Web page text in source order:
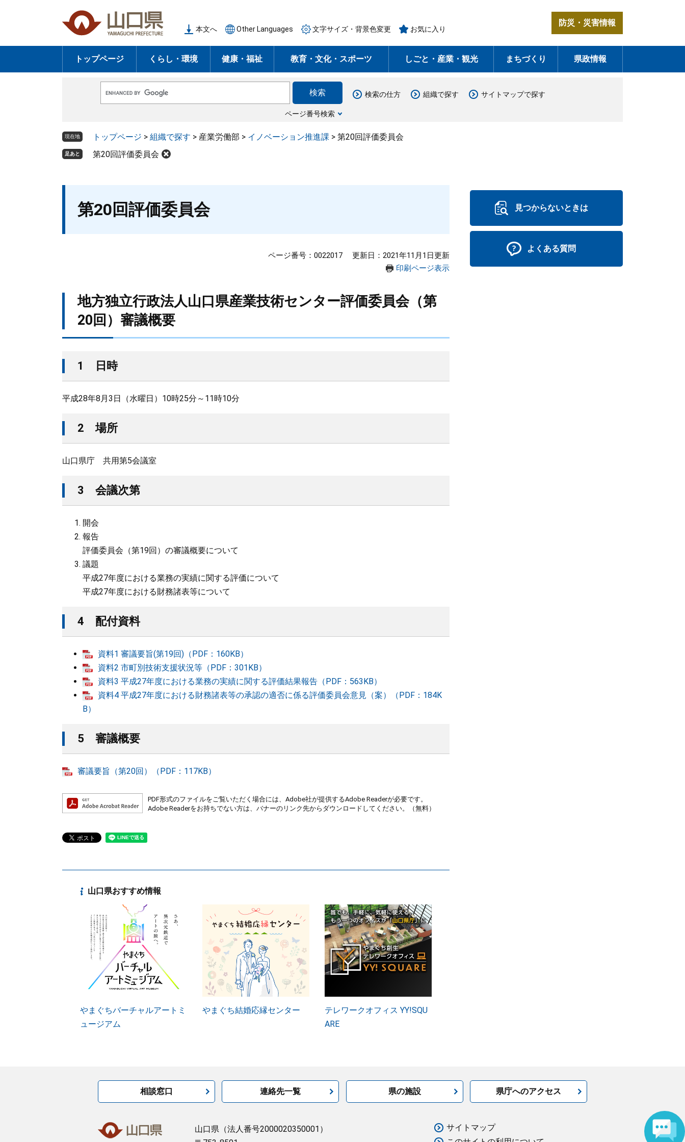
の
頭
ー
飛
本文へ Other Languages 文字サイズ・背景色変更 お気に入り
防災・災害情報
トップページ くらし・環境 健康・福祉 教育・文化・スポーツ しごと・産業・観光 まちづくり 県政情報
o
e
ス
ページ番号検索
検索の仕方 組織で探す サイトマップで探す
現在地 トップページ > 組織で探す > 産業労働部 > イノベーション推進課 > 第20回評価委員会
足あと 第20回評価委員会
第20回評価委員会
ページ番号：0022017
更新日：2021年11月1日更新
印刷ページ表示
地方独立行政法人山口県産業技術センター評価委員会（第
20回）審議概要
1 日時
平成28年8月3日（水曜日）10時25分～11時10分
2 場所
山口県庁 共用第5会議室
3 会議次第
開会
報告
評価委員会（第19回）の審議概要について
議題
平成27年度における業務の実績に関する評価について
平成27年度における財務諸表等について
4 配付資料
資料1 審議要旨(第19回)（PDF：160KB）
資料2 市町別技術支援状況等（PDF：301KB）
資料3 平成27年度における業務の実績に関する評価結果報告（PDF：563KB）
資料4 平成27年度における財務諸表等の承認の適否に係る評価委員会意見（案）（PDF：184K
B）
5 審議概要
審議要旨（第20回）（PDF：117KB）
PDF形式のファイルをご覧いただく場合には、Adobe社が提供するAdobe Readerが必要です。
Adobe Readerをお持ちでない方は、バナーのリンク先からダウンロードしてください。（無料）
山口県おすすめ情報
やまぐちバーチャルアートミ
ュージアム
やまぐち結婚応縁センター
テレワークオフィス YY!SQU
ARE
見つからないときは
よくある質問
相談窓口 連絡先一覧 県の施設 県庁へのアクセス
山口県 （法人番号2000020350001）
サイトマップ